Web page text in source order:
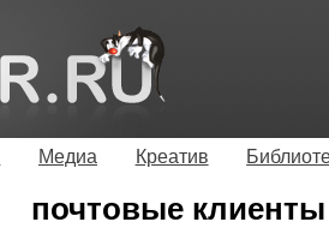
Медиа Креатив
почтовые